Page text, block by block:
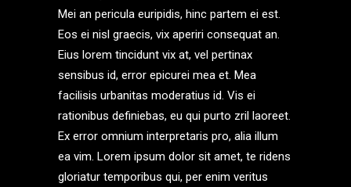
Mei an pericula euripidis, hinc partem ei est.
Eos ei nisl graecis, vix aperiri consequat an.
Eius lorem tincidunt vix at, vel pertinax
sensibus id, error epicurei mea et. Mea
facilisis urbanitas moderatius id. Vis ei
rationibus definiebas, eu qui purto zril laoreet.
Ex error omnium interpretaris pro, alia illum
ea vim. Lorem ipsum dolor sit amet, te ridens
gloriatur temporibus qui, per enim veritus